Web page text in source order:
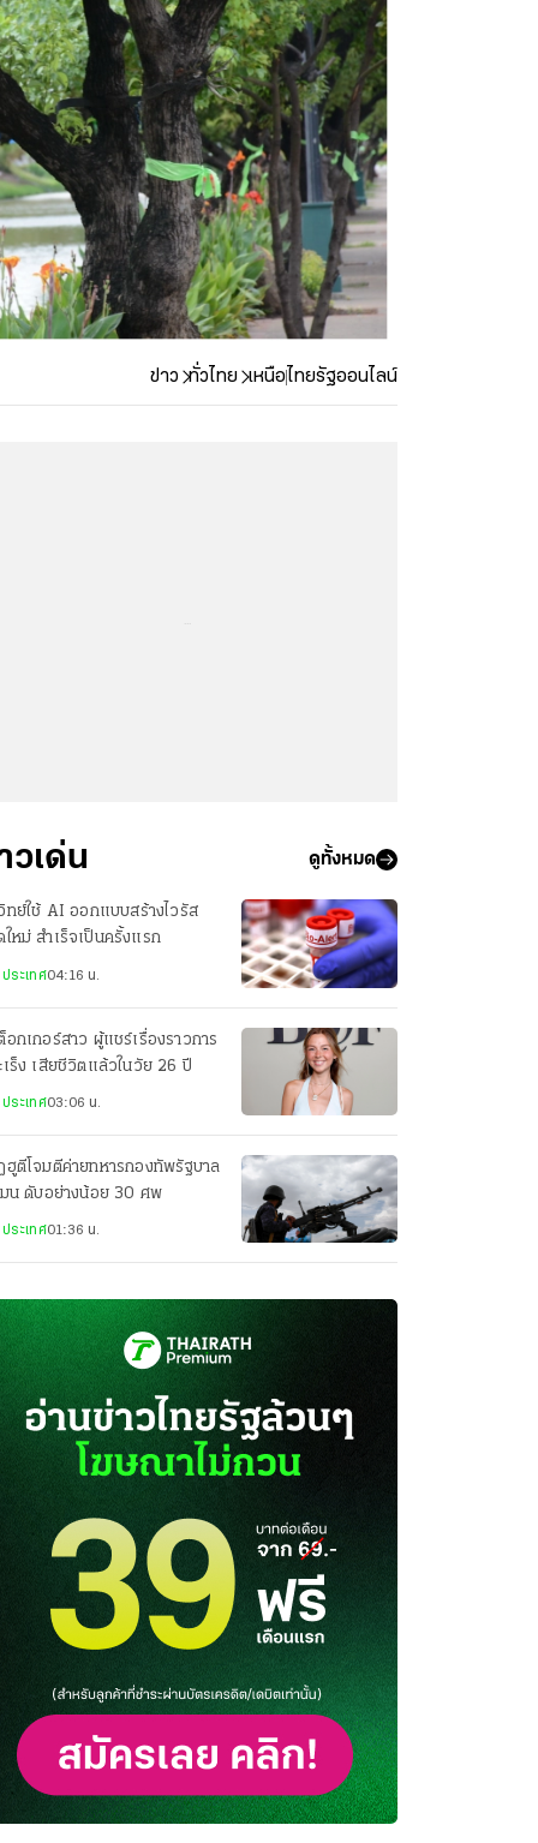
ข่าว ทั่วไทย เหนือไทยรัฐออนไลน์
วเด่น ดูทั้งหมด
ทย์ใช้ AI ออกแบบสร้างไวรัส
ใหม่ สำเร็จเป็นครั้งแรก
ระเทศ04:16 น.
อกเกอร์สาว ผู้แชร์เรื่องราวการ
เร็ง เสียชีวิตแล้วในวัย 26 ปี
ระเทศ03:06 น.
ฮูตีโจมตีค่ายทหารกองทัพรัฐบาล
มน ดับอย่างน้อย 30 ศพ
ระเทศ01:36 น.